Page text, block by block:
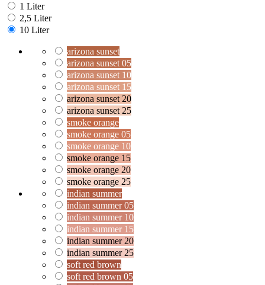
1 Liter
2,5 Liter
10 Liter
arizona sunset
arizona sunset 05
arizona sunset 10
arizona sunset 15
arizona sunset 20
arizona sunset 25
smoke orange
smoke orange 05
smoke orange 10
smoke orange 15
smoke orange 20
smoke orange 25
indian summer
indian summer 05
indian summer 10
indian summer 15
indian summer 20
indian summer 25
soft red brown
soft red brown 05